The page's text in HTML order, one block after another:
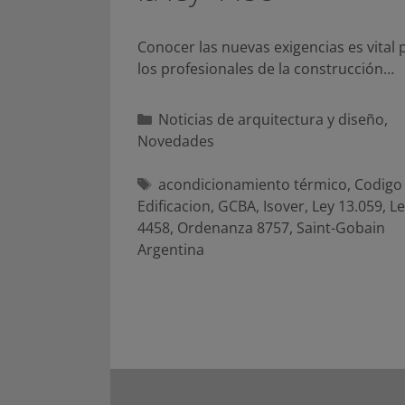
Conocer las nuevas exigencias es vital
los profesionales de la construcción…
Categorías
Noticias de arquitectura y diseño,
Novedades
Etiquetas
acondicionamiento térmico,
Edificacion, GCBA, Isover, Ley 13.059,
4458, Ordenanza 8757, Saint-Gobain
Argentina